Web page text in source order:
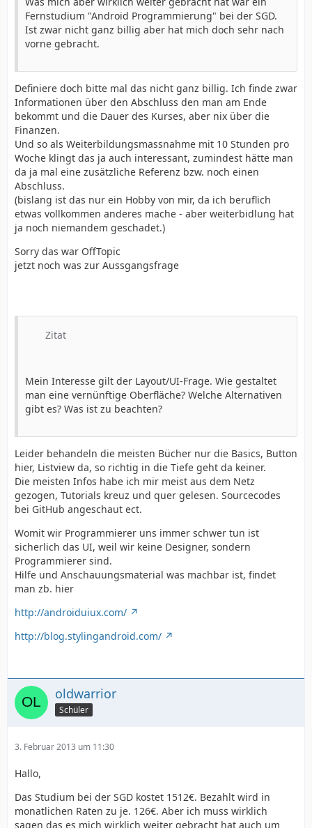
Fernstudium "Android Programmierung" bei der SGD.
Ist zwar nicht ganz billig aber hat mich doch sehr nach
vorne gebracht.
Definiere doch bitte mal das nicht ganz billig. Ich finde zwar
Informationen über den Abschluss den man am Ende
bekommt und die Dauer des Kurses, aber nix über die
Finanzen.
Und so als Weiterbildungsmassnahme mit 10 Stunden pro
Woche klingt das ja auch interessant, zumindest hätte man
da ja mal eine zusätzliche Referenz bzw. noch einen
Abschluss.
(bislang ist das nur ein Hobby von mir, da ich beruflich
etwas vollkommen anderes mache - aber weiterbidlung hat
ja noch niemandem geschadet.)
Sorry das war OffTopic
jetzt noch was zur Aussgangsfrage
Zitat
Mein Interesse gilt der Layout/UI-Frage. Wie gestaltet
man eine vernünftige Oberfläche? Welche Alternativen
gibt es? Was ist zu beachten?
Leider behandeln die meisten Bücher nur die Basics, Button
hier, Listview da, so richtig in die Tiefe geht da keiner.
Die meisten Infos habe ich mir meist aus dem Netz
gezogen, Tutorials kreuz und quer gelesen. Sourcecodes
bei GitHub angeschaut ect.
Womit wir Programmierer uns immer schwer tun ist
sicherlich das UI, weil wir keine Designer, sondern
Programmierer sind.
Hilfe und Anschauungsmaterial was machbar ist, findet
man zb. hier
http://androiduiux.com/
http://blog.stylingandroid.com/
oldwarrior
Schüler
3. Februar 2013 um 11:30
Hallo,
Das Studium bei der SGD kostet 1512€. Bezahlt wird in
monatlichen Raten zu je. 126€. Aber ich muss wirklich
sagen das es mich wirklich weiter gebracht hat auch um